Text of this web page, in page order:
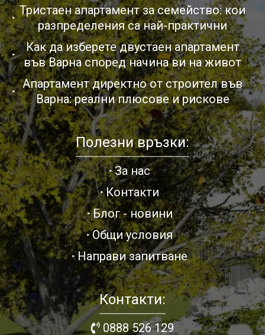
Тристаен апартамент за семейство: кои
разпределения са най-практични
Как да изберете двустаен апартамент
във Варна според начина ви на живот
Апартамент директно от строител във
Варна: реални плюсове и рискове
Полезни връзки:
За нас
Контакти
Блог - новини
Общи условия
Направи запитване
Контакти:
0888 526 129